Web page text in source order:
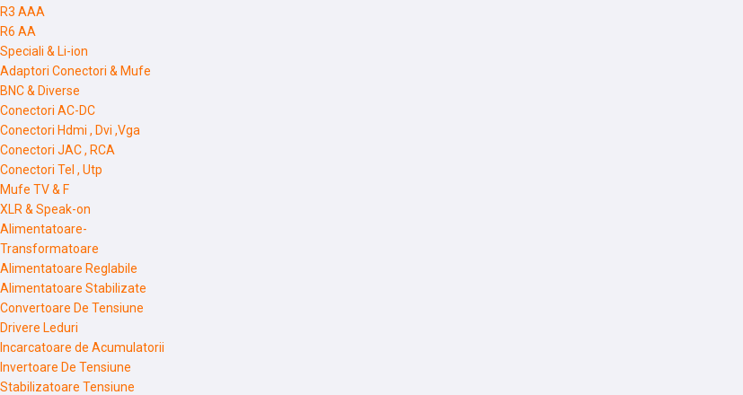
R3 AAA
R6 AA
Speciali & Li-ion
Adaptori Conectori & Mufe
BNC & Diverse
Conectori AC-DC
Conectori Hdmi , Dvi ,Vga
Conectori JAC , RCA
Conectori Tel , Utp
Mufe TV & F
XLR & Speak-on
Alimentatoare-
Transformatoare
Alimentatoare Reglabile
Alimentatoare Stabilizate
Convertoare De Tensiune
Drivere Leduri
Incarcatoare de Acumulatorii
Invertoare De Tensiune
Stabilizatoare Tensiune